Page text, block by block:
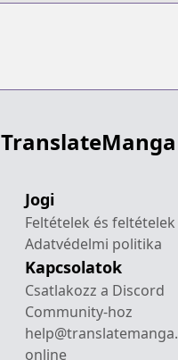
TranslateManga
Jogi
Feltételek és feltételek
Adatvédelmi politika
Kapcsolatok
Csatlakozz a Discord
Community-hoz
help@translatemanga.
online